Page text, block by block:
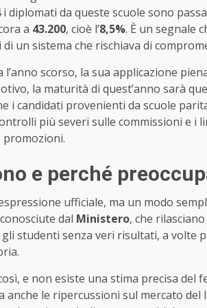
i diplomati da queste scuole sono
a 43.200, cioè l’8,5%. È un segnale
un sistema che rischiava di
scorso, la sua applicazione
la maturità di quest’anno sarà
i candidati provenienti da scuole
più severi sulle commissioni e i
promozioni.
e perché
ufficiale, ma un modo
dal Ministero, che
studenti senza veri risultati, a volte
e non esiste una stima precisa del
anche le ripercussioni sul mercato